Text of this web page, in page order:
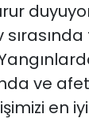
ve
en